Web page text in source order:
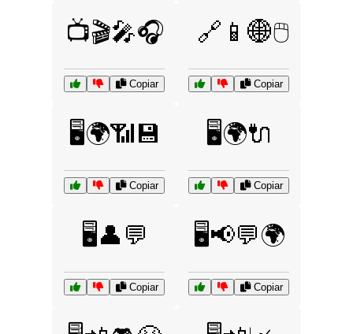
📺🎬🎤🎧
Copiar
🔗📱🌐🖱️
Copiar
🖥️🌍📶💾
Copiar
🖥️🌍🔌
Copiar
🖥️👤💬
Copiar
🖥️📢💬🌍
Copiar